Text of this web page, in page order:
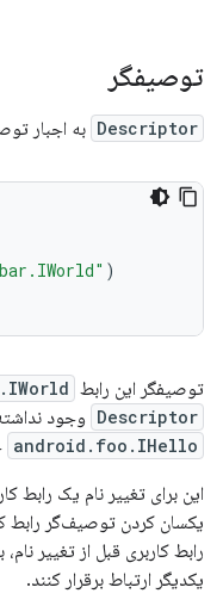
توصیفگر
Descriptor به اجبار
)
توصیفگر این رابط
Descriptor وجود
android.foo.IHello
این برای تغییر نام یک رابط
یکسان کردن توصیف‌گر رابط
رابط کاربری قبل از تغییر
یکدیگر ارتباط برقرار کنند.